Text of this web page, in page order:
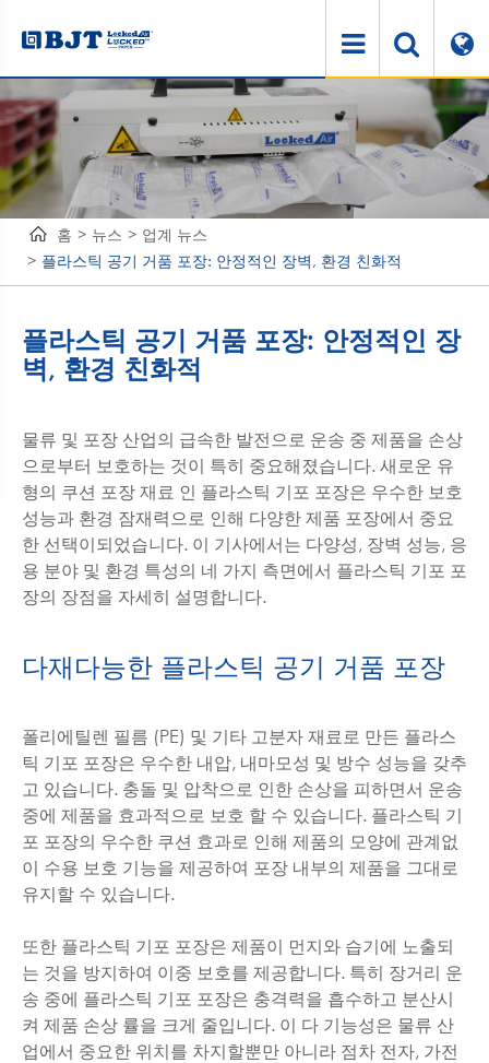
홈 뉴스
업계 뉴스
플라스틱 공기 거품 포장: 안정적인 장벽, 환경 친화적
플라스틱 공기 거품 포장: 안정적인 장
벽, 환경 친화적
물류 및 포장 산업의 급속한 발전으로 운송 중 제품을 손상
으로부터 보호하는 것이 특히 중요해졌습니다. 새로운 유
형의 쿠션 포장 재료 인 플라스틱 기포 포장은 우수한 보호
성능과 환경 잠재력으로 인해 다양한 제품 포장에서 중요
한 선택이되었습니다. 이 기사에서는 다양성, 장벽 성능, 응
용 분야 및 환경 특성의 네 가지 측면에서 플라스틱 기포 포
장의 장점을 자세히 설명합니다.
다재다능한 플라스틱 공기 거품 포장
폴리에틸렌 필름 (PE) 및 기타 고분자 재료로 만든 플라스
틱 기포 포장은 우수한 내압, 내마모성 및 방수 성능을 갖추
고 있습니다. 충돌 및 압착으로 인한 손상을 피하면서 운송
중에 제품을 효과적으로 보호 할 수 있습니다. 플라스틱 기
포 포장의 우수한 쿠션 효과로 인해 제품의 모양에 관계없
이 수용 보호 기능을 제공하여 포장 내부의 제품을 그대로
유지할 수 있습니다.
또한 플라스틱 기포 포장은 제품이 먼지와 습기에 노출되
는 것을 방지하여 이중 보호를 제공합니다. 특히 장거리 운
송 중에 플라스틱 기포 포장은 충격력을 흡수하고 분산시
켜 제품 손상 률을 크게 줄입니다. 이 다 기능성은 물류 산
업에서 중요한 위치를 차지할뿐만 아니라 점차 전자, 가전